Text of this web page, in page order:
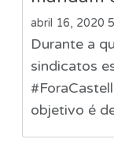
abril 16, 2020
Durante a
sindicatos
objetivo é